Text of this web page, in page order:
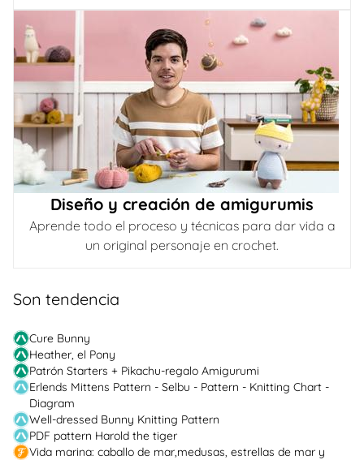
Diseño y creación de amigurumis
Aprende todo el proceso y técnicas para dar vida a
un original personaje en crochet.
Son tendencia
Cure Bunny
Heather, el Pony
Patrón Starters + Pikachu-regalo Amigurumi
Erlends Mittens Pattern - Selbu - Pattern - Knitting Chart -
Diagram
Well-dressed Bunny Knitting Pattern
PDF pattern Harold the tiger
Vida marina: caballo de mar,medusas, estrellas de mar y